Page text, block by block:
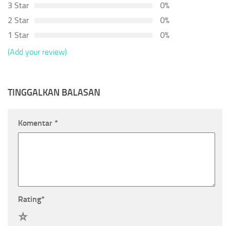
3 Star
0%
2 Star
0%
1 Star
0%
(Add your review)
TINGGALKAN BALASAN
Komentar *
Rating*